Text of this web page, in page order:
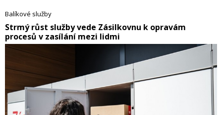
1. července 2026. Asociace pro elektronickou komerci (APEK)
reprezentující českou e-commerce rozhodnutí Rady, i přes potenciálně
nedostatečnou výši zavedeného poplatku, vítá jako další z kroků
správným směrem, jehož cílem je návrat férového prostředí na (nejen)
on-line trhu v Evropě.
Balíkové služby
​Strmý růst služby vede Zásilkovnu k opravám
procesů v zasílání mezi lidmi